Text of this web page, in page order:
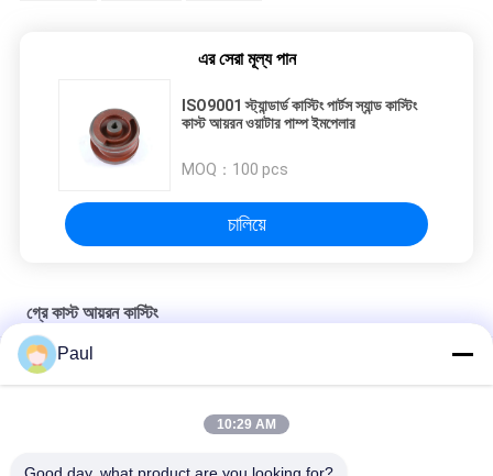
এর সেরা মূল্য পান
ISO9001 স্ট্যান্ডার্ড কাস্টিং পার্টস স্যান্ড কাস্টিং
কাস্ট আয়রন ওয়াটার পাম্প ইমপেলার
MOQ： 100 pcs
চালিয়ে
গ্রে কাস্ট আয়রন কাস্টিং
EN-GJL-300 ধূসর লোহা স্যান্ড কাস্টিং মোটর এন্ড কভার
Paul
10:29 AM